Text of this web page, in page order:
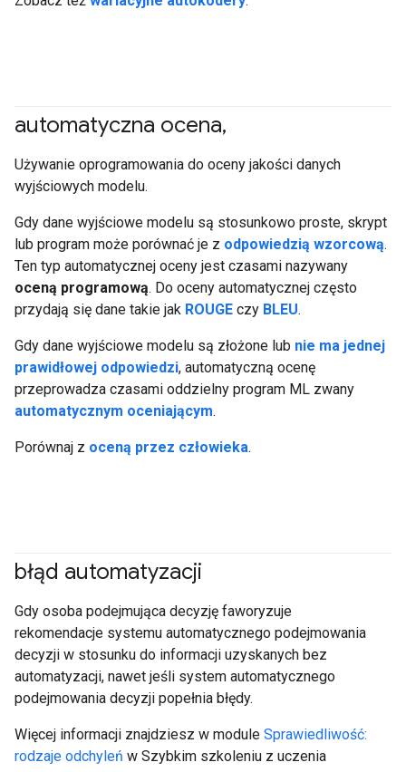
automatyczna ocena,
Używanie oprogramowania do oceny jakości danych
wyjściowych modelu.
Gdy dane wyjściowe modelu są stosunkowo proste, skrypt
lub program może porównać je z odpowiedzią wzorcową.
Ten typ automatycznej oceny jest czasami nazywany
oceną programową. Do oceny automatycznej często
przydają się dane takie jak ROUGE czy BLEU.
Gdy dane wyjściowe modelu są złożone lub nie ma jednej
prawidłowej odpowiedzi, automatyczną ocenę
przeprowadza czasami oddzielny program ML zwany
automatycznym oceniającym.
Porównaj z oceną przez człowieka.
błąd automatyzacji
Gdy osoba podejmująca decyzję faworyzuje
rekomendacje systemu automatycznego podejmowania
decyzji w stosunku do informacji uzyskanych bez
automatyzacji, nawet jeśli system automatycznego
podejmowania decyzji popełnia błędy.
Więcej informacji znajdziesz w module Sprawiedliwość:
rodzaje odchyleń w Szybkim szkoleniu z uczenia